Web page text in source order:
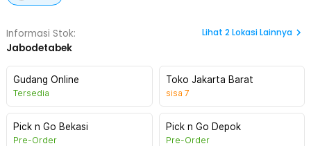
Informasi Stok:
Jabodetabek
Lihat 2Lokasi Lainnya
Gudang Online
Tersedia
Toko Jakarta Barat
sisa 7
Pick n Go Bekasi
Pre-Order
Pick n Go Depok
Pre-Order